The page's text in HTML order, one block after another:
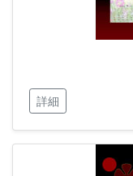
詳細